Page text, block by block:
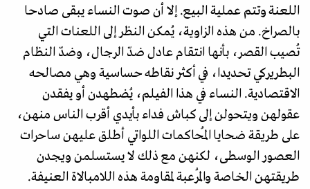
اللعنة وتتم عملية البيع. إلا أن صوت النساء يبقى صادحا
بالصراخ. من هذه الزاوية، يُمكن النظر إلى اللعنات التي
تُصيب القصر، بأنها انتقام عادل ضدّ الرجال، وضدّ النظام
البطريركي تحديدا، في أكثر نقاطه حساسية وهي مصالحه
الاقتصادية. النساء في هذا الفيلم، يُضطهدن أو يفقدن
عقولهن ويتحولن إلى كباش فداء بأيدي أقرب الناس منهن،
على طريقة ضحايا المُحاكمات اللواتي أطلق عليهن ساحرات
العصور الوسطى، لكنهن مع ذلك لا يستسلمن ويجدن
طريقتهن الخاصة والمُرعبة لمقاومة هذه اللامبالاة العنيفة.